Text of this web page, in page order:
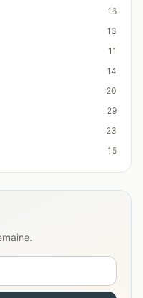
16
13
11
14
20
29
23
15